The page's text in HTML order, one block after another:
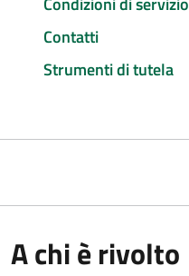
Contatti
Strumenti di tutela
A chi è rivolto